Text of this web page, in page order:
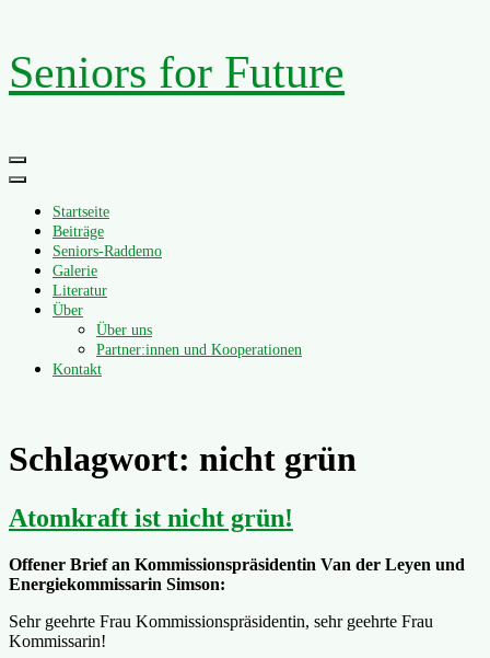
Zum
Inhalt
springen
Seniors for Future
Primäres
Menü
Startseite
Beiträge
Seniors-Raddemo
Galerie
Literatur
Über
Über uns
Partner:innen und Kooperationen
Kontakt
Schlagwort: nicht grün
Atomkraft ist nicht grün!
Offener Brief an Kommissionspräsidentin Van der Leyen und
Energiekommissarin Simson:
Sehr geehrte Frau Kommissionspräsidentin, sehr geehrte Frau
Kommissarin!